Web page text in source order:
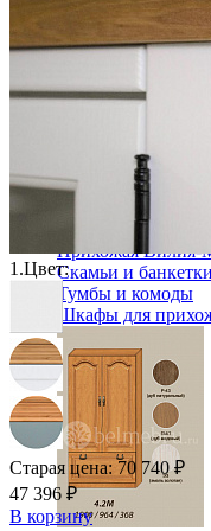
-30%
Прихожая
Вешалки настенные
Ключницы
Консоли
Обувницы
Прихожая Вилия-
Скамьи и банкетки
Тумбы и комоды
Шкафы для
1.Цвет:
Старая цена: 70 740 ₽
47 396 ₽
В корзину